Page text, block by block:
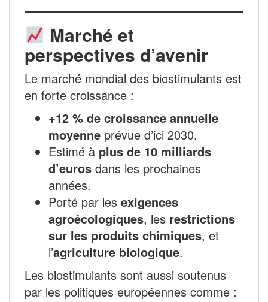
Marché et
perspectives d’avenir
Le marché mondial des biostimulants est
en forte croissance :
+12 % de croissance annuelle
moyenne prévue d’ici 2030.
Estimé à plus de 10 milliards
d’euros dans les prochaines
années.
Porté par les exigences
agroécologiques, les restrictions
sur les produits chimiques, et
l’agriculture biologique.
Les biostimulants sont aussi soutenus
par les politiques européennes comme :